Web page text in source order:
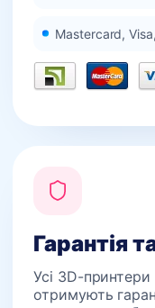
Mastercard,
Гарантія
Усі 3D-
отримують